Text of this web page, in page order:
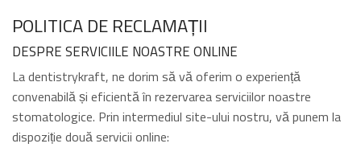
POLITICA DE RECLAMAȚII
DESPRE SERVICIILE NOASTRE ONLINE
La dentistrykraft, ne dorim să vă oferim o experiență
convenabilă și eficientă în rezervarea serviciilor noastre
stomatologice. Prin intermediul site-ului nostru, vă punem la
dispoziție două servicii online: